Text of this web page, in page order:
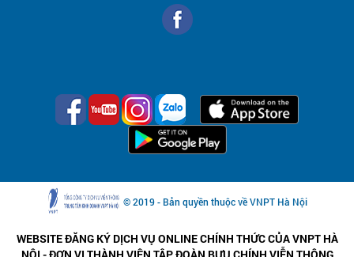
© 2019 - Bản quyền thuộc về VNPT Hà Nội
WEBSITE ĐĂNG KÝ DỊCH VỤ ONLINE CHÍNH THỨC CỦA VNPT HÀ